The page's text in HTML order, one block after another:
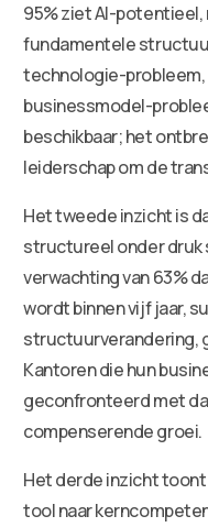
95% ziet AI-potentieel,
fundamentele
technologie-probleem,
businessmodel-
beschikbaar; het
leiderschap om de
Het tweede inzicht is
structureel onder druk
verwachting van 63%
wordt binnen vijf jaar,
structuurverandering,
Kantoren die hun
geconfronteerd met
compenserende groei.
Het derde inzicht
tool naar